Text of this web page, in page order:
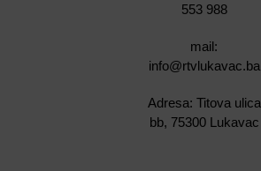
553 988
mail:
info@rtvlukavac.ba
Adresa: Titova ulica
bb, 75300 Lukavac